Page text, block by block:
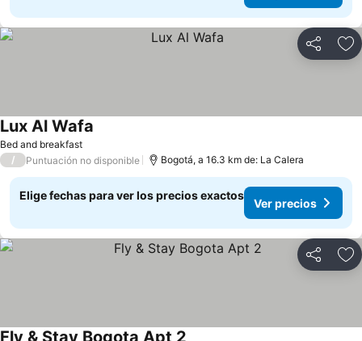
Compartir
Bed and breakfast
Lux Al Wafa
/ Puntuación no disponible Bogotá, a 16.3 km de: La Calera
Elige fechas para ver los precios exactos
Ver precios
Compartir
Fly & Stay Bogota Apt 2